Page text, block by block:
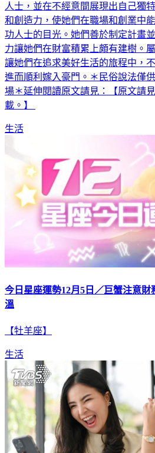
人士，並在不經意間展現出自己獨
和創造力，使她們在職場和創業中
功人士的目光。她們善於制定計畫
力讓她們在財富積累上頗有建樹。
讓她們在追求美好生活的旅程中，
進而順利嫁入豪門。＊民俗說法僅
場＊延伸閱讀原文請見：【原文請
載。】
生活
今日星座運勢12月5日／巨蟹注意
溫
【牡羊座】
生活